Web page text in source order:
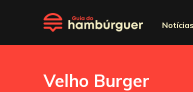
Notícias
Velho Burger